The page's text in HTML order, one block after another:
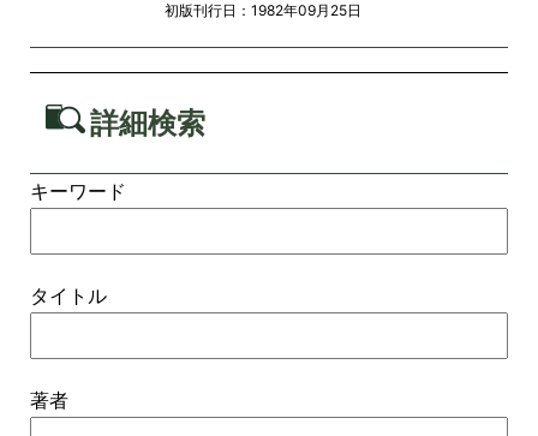
初版刊行日：1982年09月25日
詳細検索
キーワード
タイトル
著者